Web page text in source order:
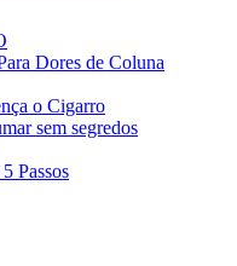
Dores de Coluna
o Cigarro
sem segredos
Passos